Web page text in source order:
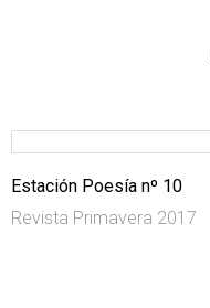
Estación Poesía nº 10
Revista Primavera 2017